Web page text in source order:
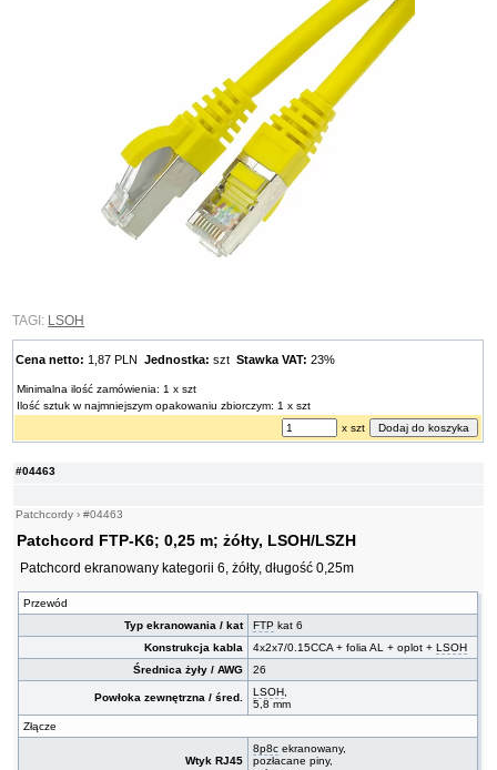
#04463
Patchcordy ›#04463
Patchcord FTP-K6; 0,25 m; żółty, LSOH/LSZH
Patchcord ekranowany kategorii 6, żółty, długość 0,25m
Przewód
Typ ekranowania / kat
FTP kat 6
Konstrukcja kabla
4x2x7/0.15CCA + folia AL + oplot +LSOH
Średnica żyły / AWG
26
Powłoka zewnętrzna / śred. LSOH,
5,8 mm
Złącze
Wtyk RJ45
8p8c ekranowany,
pozłacane piny,
TAGI: LSOH
Cena netto: 1,87 PLNJednostka: sztStawka VAT: 23%
Minimalna ilość zamówienia: 1 x szt
Ilość sztuk w najmniejszym opakowaniu zbiorczym: 1 x szt
x szt